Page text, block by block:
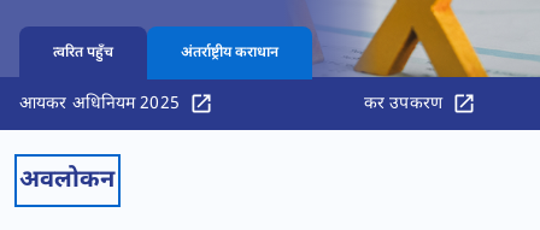
त्वरित पहुँच अंतर्राष्ट्रीय कराधान
आयकर अधिनियम 2025 कर उपकरण
अवलोकन